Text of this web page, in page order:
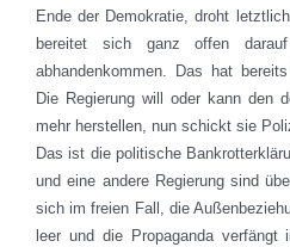
Ende der Demokratie, droht
bereitet sich ganz offen
abhandenkommen. Das hat
Die Regierung will oder kann den
mehr herstellen, nun schickt sie
Das ist die politische
und eine andere Regierung sind
sich im freien Fall, die
leer und die Propaganda verfängt